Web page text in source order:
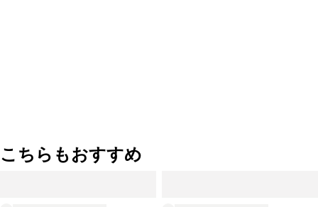
こちらもおすすめ